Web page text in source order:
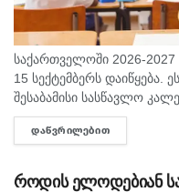
საქართველოში 2026-
15 სექტემბერს
შესაბამისი სასწავლო
შეეხება საბავშვო
ასევე 15 სექტემბრიდან
ᲓᲐᲬᲕᲠᲘᲚᲔᲑᲘᲗ
როდის ელოდებიან